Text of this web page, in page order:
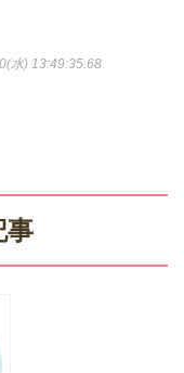
水) 13:49:35.68
事